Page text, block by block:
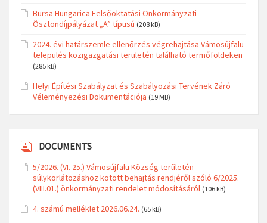
Bursa Hungarica Felsőoktatási Önkormányzati
Ösztöndíjpályázat „A” típusú (208 kB)
2024. évi határszemle ellenőrzés végrehajtása Vámosújfalu
település közigazgatási területén található termőföldeken
(285 kB)
Helyi Építési Szabályzat és Szabályozási Tervének Záró
Véleményezési Dokumentációja (19 MB)
DOCUMENTS
5/2026. (VI. 25.) Vámosújfalu Község területén
súlykorlátozáshoz kötött behajtás rendjéről szóló 6/2025.
(VIII.01.) önkormányzati rendelet módosításáról (106 kB)
4. számú melléklet 2026.06.24. (65 kB)